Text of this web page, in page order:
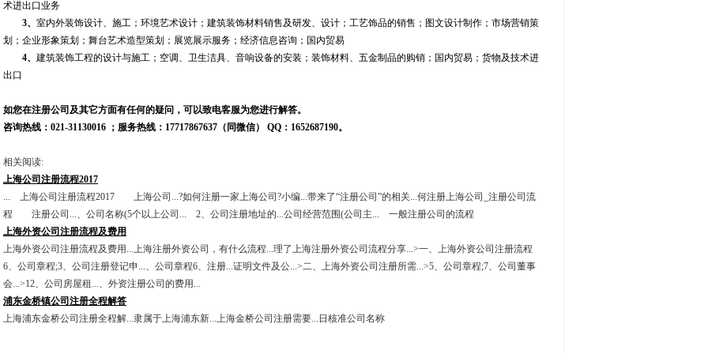
术进出口业务
3、 室内外装饰设计、施工；环境艺术设计；建筑装饰材料销售及研发、设计；工艺饰品的销售；图文设计制作；市场营销策
划；企业形象策划；舞台艺术造型策划；展览展示服务；经济信息咨询；国内贸易
4、 建筑装饰工程的设计与施工；空调、卫生洁具、音响设备的安装；装饰材料、五金制品的购销；国内贸易；货物及技术进
出口
如您在注册公司及其它方面有任何的疑问，可以致电客服为您进行解答。
咨询热线：021-31130016 ；服务热线：17717867637（同微信） QQ：1652687190。
相关阅读:
上海公司注册流程2017
... 上海公司注册流程2017 上海公司...?如何注册一家上海公司?小编...带来了“注册公司”的相关...何注册上海公司_注册公司流
程 注册公司...、公司名称(5个以上公司... 2、公司注册地址的...公司经营范围(公司主... 一般注册公司的流程
上海外资公司注册流程及费用
上海外资公司注册流程及费用...上海注册外资公司，有什么流程...理了上海注册外资公司流程分享...>一、上海外资公司注册流程
6、公司章程;3、公司注册登记申...、公司章程6、注册...证明文件及公...>二、上海外资公司注册所需...>5、公司章程;7、公司董事
会...>12、公司房屋租...、外资注册公司的费用...
浦东金桥镇公司注册全程解答
上海浦东金桥公司注册全程解...隶属于上海浦东新...上海金桥公司注册需要...日核准公司名称